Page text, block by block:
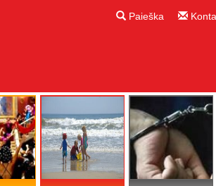
Paieška